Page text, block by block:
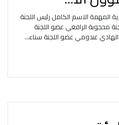
المهمة الاسم الكامل رئيس اللجنة
محجوبة الرافغي عضو اللجنة
غندومي عضو اللجنة سناء...